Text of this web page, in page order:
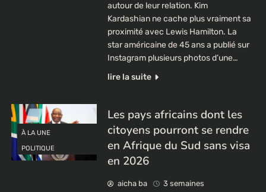
autour de leur relation. Kim
Kardashian ne cache plus vraiment sa
proximité avec Lewis Hamilton. La
star américaine de 45 ans a publié sur
Instagram plusieurs photos d’une…
lire la suite
À LA UNE
POLITIQUE
Les pays africains dont les
citoyens pourront se rendre
en Afrique du Sud sans visa
en 2026
aicha ba
3 semaines